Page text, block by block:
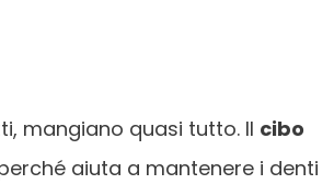
mangiano quasi tutto. Il cibo
aiuta a mantenere i denti